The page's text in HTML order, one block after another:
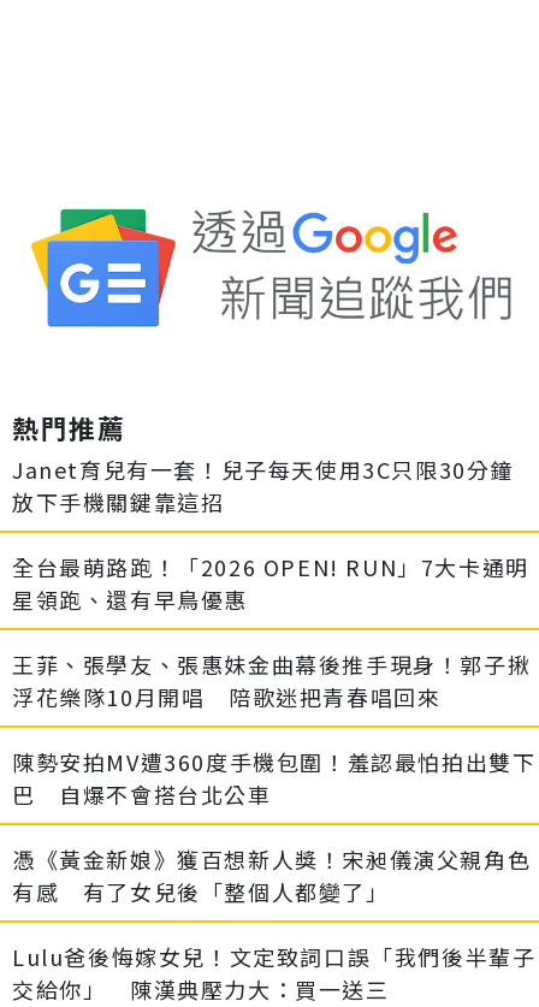
熱門推薦
Janet育兒有一套！兒子每天使用3C只限30分鐘
放下手機關鍵靠這招
全台最萌路跑！「2026 OPEN! RUN」7大卡通明
星領跑、還有早鳥優惠
王菲、張學友、張惠妹金曲幕後推手現身！郭子揪
浮花樂隊10月開唱 陪歌迷把青春唱回來
陳勢安拍MV遭360度手機包圍！羞認最怕拍出雙下
巴 自爆不會搭台北公車
憑《黃金新娘》獲百想新人獎！宋昶儀演父親角色
有感 有了女兒後「整個人都變了」
Lulu爸後悔嫁女兒！文定致詞口誤「我們後半輩子
交給你」 陳漢典壓力大：買一送三